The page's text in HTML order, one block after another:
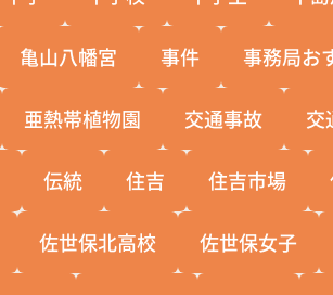
亀山八幡宮 事件 事務局お
亜熱帯植物園 交通事故 交
伝統 住吉 住吉市場
佐世保北高校 佐世保女子